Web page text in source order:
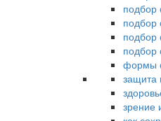
подбор
подбор
подбор
подбор
формы
защита
зрение